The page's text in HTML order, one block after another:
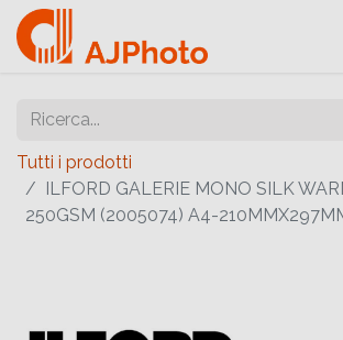
Tutti i prodotti
ILFORD GALERIE MONO SILK
250GSM (2005074) A4-